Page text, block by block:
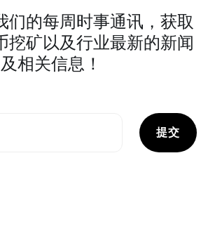
们的每周时事通讯，获取
挖矿以及行业最新的新闻
及相关信息！
提交